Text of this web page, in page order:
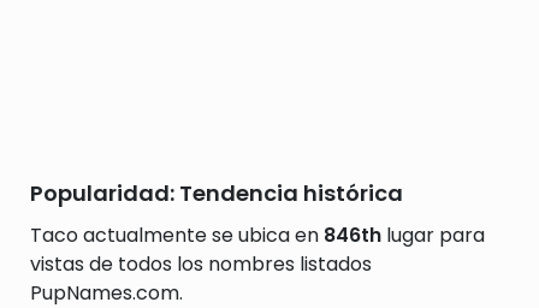
Popularidad: Tendencia histórica
Taco actualmente se ubica en 846th lugar para
vistas de todos los nombres listados
PupNames.com.